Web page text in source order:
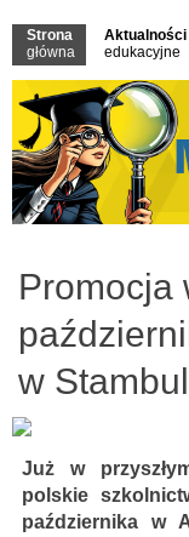
Strona
główna
Aktualności
edukacyjne
Promocja
w
Już w
polskie
października w